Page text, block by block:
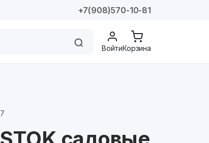
+7(908)570-10-81
ВойтиКорзина